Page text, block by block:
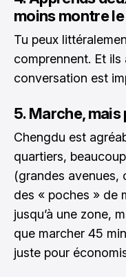
moins montre
Tu peux
comprennent. Et
conversation est
5. Marche,
Chengdu est
quartiers,
(grandes avenues,
des « poches » de
jusqu’à une zone,
que marcher 45
juste pour